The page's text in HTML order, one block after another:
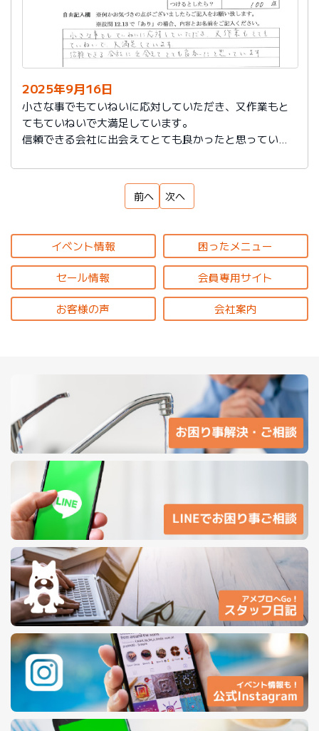
2025年9月16日
小さな事でもていねいに応対していただき、又作業もと
てもていねいで大満足しています。
信頼できる会社に出会えてとても良かったと思っていま
前へ 次へ
イベント情報 困ったメニュー
セール情報 会員専用サイト
お客様の声 会社案内